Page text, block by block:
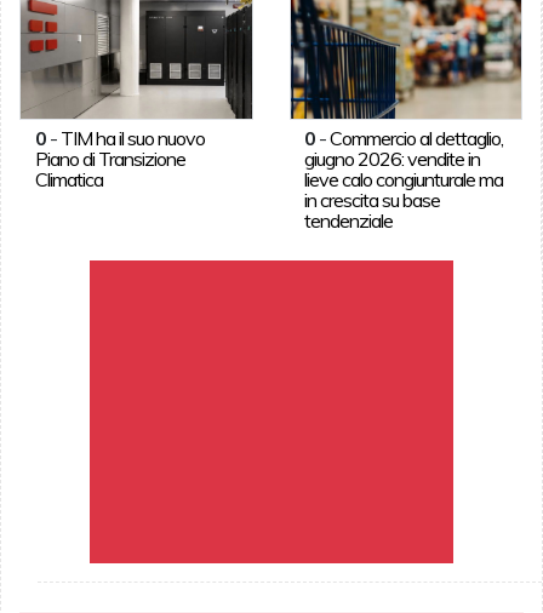
0- TIM ha il suo nuovo
Piano di Transizione
Climatica
0 -Commercio al dettaglio,
giugno 2026: vendite in
lieve calo congiunturale ma
in crescita su base
tendenziale